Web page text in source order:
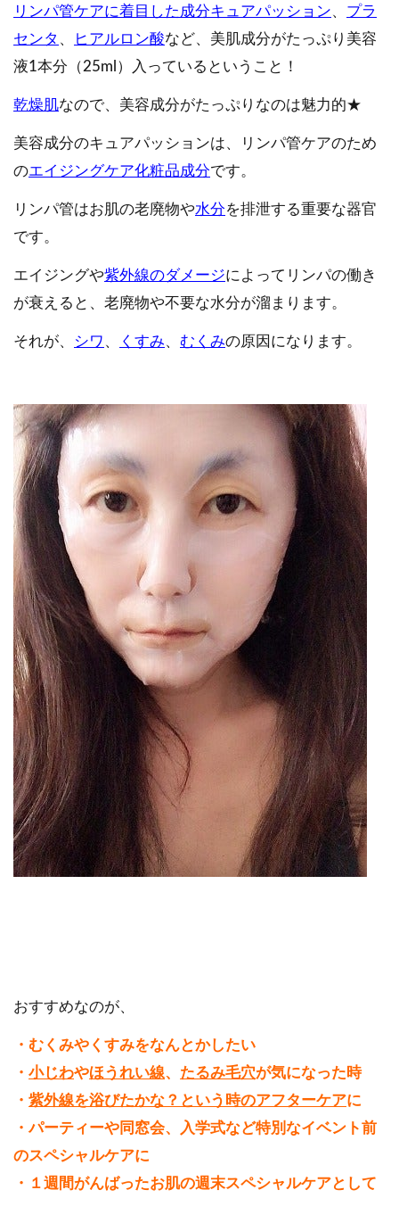
リンパ管ケアに着目した成分キュアパッション、 プラ
センタ 、 ヒアルロン酸など、美肌成分がたっぷり美容
液1本分（25ml）入っているということ！
乾燥肌なので、美容成分がたっぷりなのは魅力的★
美容成分のキュアパッションは、リンパ管ケアのため
のエイジングケア化粧品成分です。
リンパ管はお肌の老廃物や水分を排泄する重要な器官
です。
エイジングや紫外線のダメージによってリンパの働き
が衰えると、老廃物や不要な水分が溜まります。
それが、 シワ 、 くすみ、 むくみの原因になります。
おすすめなのが、
・むくみやくすみをなんとかしたい
・ 小じわやほうれい線、 たるみ毛穴が気になった時
・ 紫外線を浴びたかな？という時のアフターケアに
・パーティーや同窓会、入学式など特別なイベント前
のスペシャルケアに
・１週間がんばったお肌の週末スペシャルケアとして